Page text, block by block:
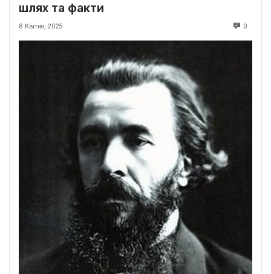
шлях та факти
8 Квітня, 2025 0